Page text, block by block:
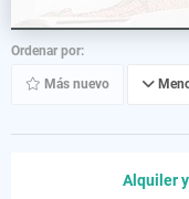
Ordenar por:
Más nuevo
Alquiler